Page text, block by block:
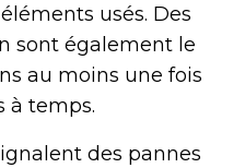
usés. Des
sont également le
au moins une fois
à temps.
des pannes